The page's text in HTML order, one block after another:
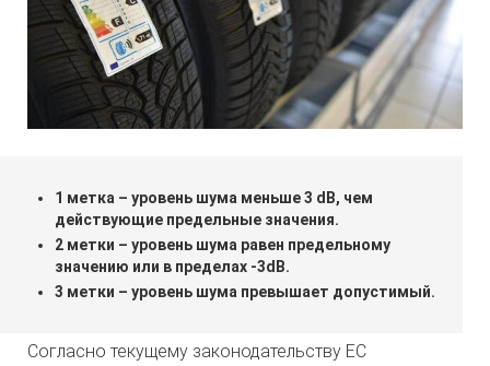
1 метка – уровень шума меньше 3 dB, чем
действующие предельные значения.
2 метки – уровень шума равен предельному
значению или в пределах -3dB.
3 метки – уровень шума превышает допустимый.
Согласно текущему законодательству ЕС